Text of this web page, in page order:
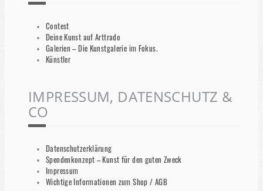
Contest
Deine Kunst auf Arttrado
Galerien – Die Kunstgalerie im Fokus.
Künstler
IMPRESSUM, DATENSCHUTZ &
CO
Datenschutzerklärung
Spendenkonzept – Kunst für den guten Zweck
Impressum
Wichtige Informationen zum Shop / AGB